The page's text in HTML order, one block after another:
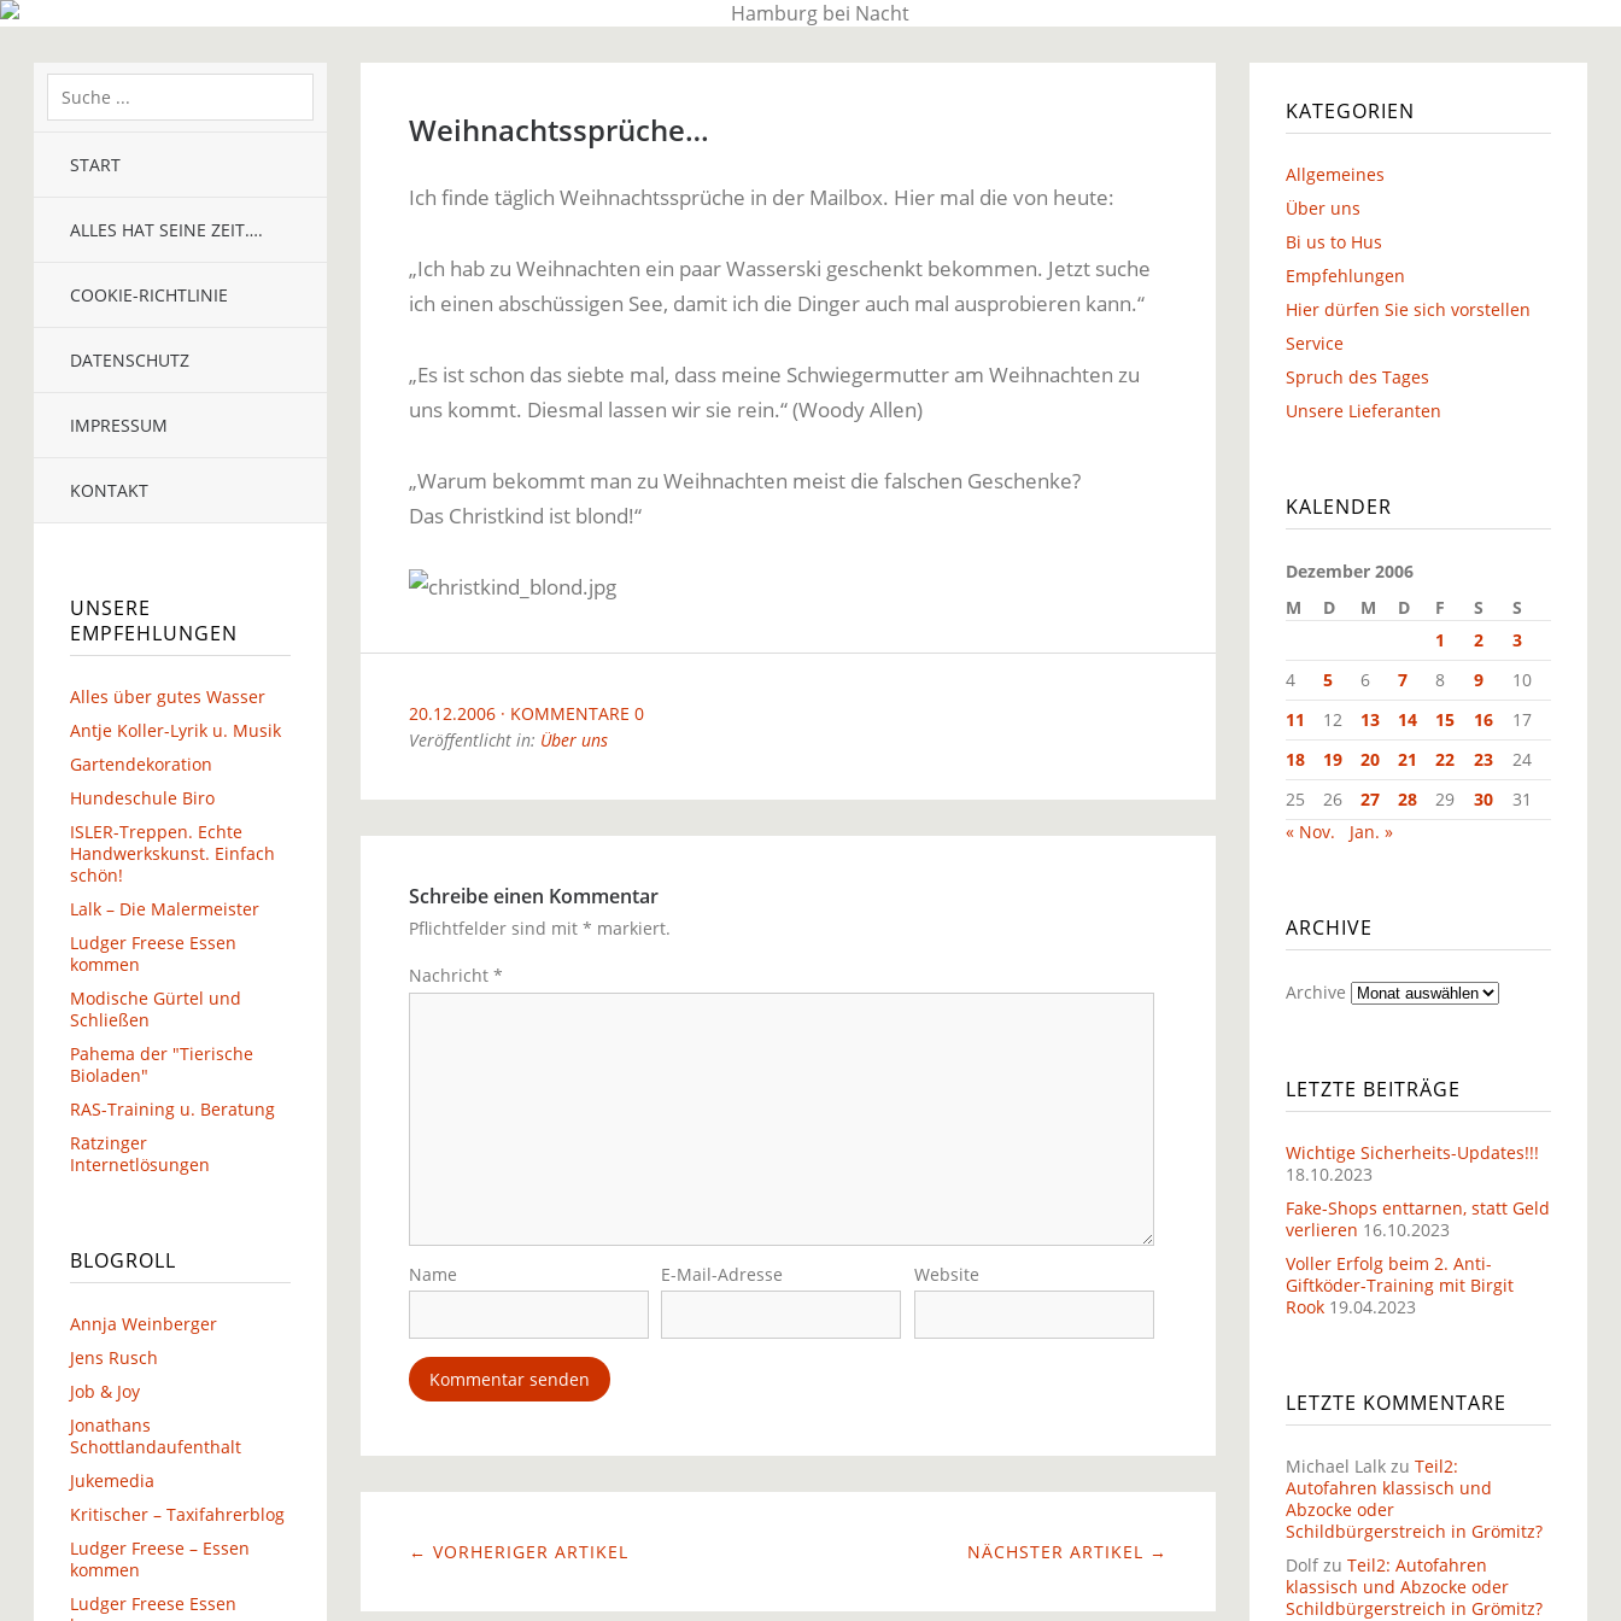
BauTime Blog
Über uns, über Produkte und unseren Alltag
START
ALLES HAT SEINE ZEIT….
COOKIE-RICHTLINIE
DATENSCHUTZ
IMPRESSUM
KONTAKT
UNSERE
EMPFEHLUNGEN
Alles über gutes Wasser
Antje Koller-Lyrik u. Musik
Gartendekoration
Hundeschule Biro
ISLER-Treppen. Echte
Handwerkskunst. Einfach
schön!
Lalk – Die Malermeister
Ludger Freese Essen
kommen
Modische Gürtel und
Schließen
Pahema der "Tierische
Bioladen"
RAS-Training u. Beratung
Ratzinger
Internetlösungen
BLOGROLL
Annja Weinberger
Jens Rusch
Job & Joy
Jonathans
Schottlandaufenthalt
Jukemedia
Kritischer – Taxifahrerblog
Ludger Freese – Essen
kommen
Ludger Freese Essen
Weihnachtssprüche…
Ich finde täglich Weihnachtssprüche in der Mailbox. Hier mal die von heute:
„Ich hab zu Weihnachten ein paar Wasserski geschenkt bekommen. Jetzt suche
ich einen abschüssigen See, damit ich die Dinger auch mal ausprobieren kann.“
„Es ist schon das siebte mal, dass meine Schwiegermutter am Weihnachten zu
uns kommt. Diesmal lassen wir sie rein.“ (Woody Allen)
„Warum bekommt man zu Weihnachten meist die falschen Geschenke?
Das Christkind ist blond!“
20.12.2006
KOMMENTARE 0
Veröffentlicht in: Über uns
Schreibe einen Kommentar
Pflichtfelder sind mit * markiert.
Nachricht *
Name E-Mail-Adresse Website
NÄCHSTER ARTIKEL →
← VORHERIGER ARTIKEL
KATEGORIEN
Allgemeines
Über uns
Bi us to Hus
Empfehlungen
Hier dürfen Sie sich vorstellen
Service
Spruch des Tages
Unsere Lieferanten
KALENDER
Dezember 2006
M
D M D F S
S
1
2
3
4
5 6 7 8 9
10
11
12 13 14 15 16
17
18
19 20 21 22 23
24
25
26 27 28 29 30
31
« Nov.
Jan. »
ARCHIVE
Archive
LETZTE BEITRÄGE
Wichtige Sicherheits-Updates!!!
18.10.2023
Fake-Shops enttarnen, statt Geld
verlieren 16.10.2023
Voller Erfolg beim 2. Anti-
Giftköder-Training mit Birgit
Rook 19.04.2023
LETZTE KOMMENTARE
Michael Lalkzu Teil2:
Autofahren klassisch und
Abzocke oder
Schildbürgerstreich in Grömitz?
Dolfzu Teil2: Autofahren
klassisch und Abzocke oder
Schildbürgerstreich in Grömitz?